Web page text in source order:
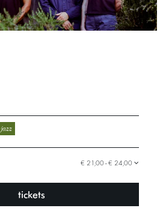
jazz
€ 21,00–€ 24,00
tickets